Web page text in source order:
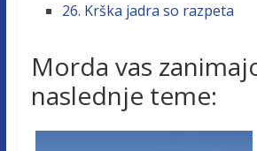
26. Krška jadra so razpeta
Morda vas
naslednje teme: